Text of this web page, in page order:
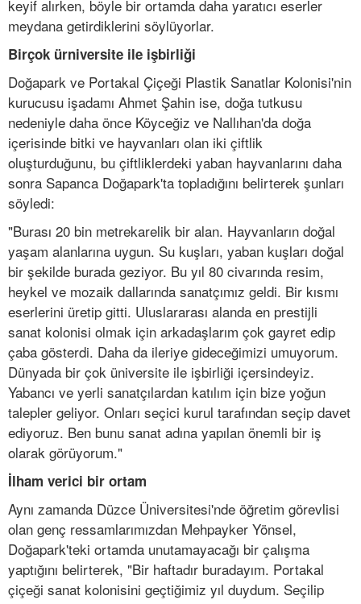
keyif alırken, böyle bir ortamda daha yaratıcı eserler
meydana getirdiklerini söylüyorlar.
Birçok ürniversite ile işbirliği
Doğapark ve Portakal Çiçeği Plastik Sanatlar Kolonisi'nin
kurucusu işadamı Ahmet Şahin ise, doğa tutkusu
nedeniyle daha önce Köyceğiz ve Nallıhan'da doğa
içerisinde bitki ve hayvanları olan iki çiftlik
oluşturduğunu, bu çiftliklerdeki yaban hayvanlarını daha
sonra Sapanca Doğapark'ta topladığını belirterek şunları
söyledi:
"Burası 20 bin metrekarelik bir alan. Hayvanların doğal
yaşam alanlarına uygun. Su kuşları, yaban kuşları doğal
bir şekilde burada geziyor. Bu yıl 80 civarında resim,
heykel ve mozaik dallarında sanatçımız geldi. Bir kısmı
eserlerini üretip gitti. Uluslararası alanda en prestijli
sanat kolonisi olmak için arkadaşlarım çok gayret edip
çaba gösterdi. Daha da ileriye gideceğimizi umuyorum.
Dünyada bir çok üniversite ile işbirliği içersindeyiz.
Yabancı ve yerli sanatçılardan katılım için bize yoğun
talepler geliyor. Onları seçici kurul tarafından seçip davet
ediyoruz. Ben bunu sanat adına yapılan önemli bir iş
olarak görüyorum."
İlham verici bir ortam
Aynı zamanda Düzce Üniversitesi'nde öğretim görevlisi
olan genç ressamlarımızdan Mehpayker Yönsel,
Doğapark'teki ortamda unutamayacağı bir çalışma
yaptığını belirterek, "Bir haftadır buradayım. Portakal
çiçeği sanat kolonisini geçtiğimiz yıl duydum. Seçilip